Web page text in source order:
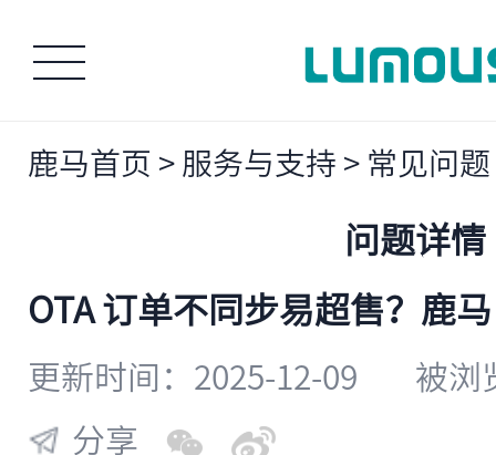
鹿马首页 > 服务与支持 > 常见问题
问题详情
OTA 订单不同步易超售？鹿
更新时间：2025-12-09
被浏
分享